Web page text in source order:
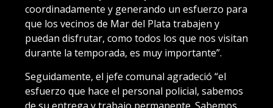
coordinadamente y generando un esfuerzo para
que los vecinos de Mar del Plata trabajen y
puedan disfrutar, como todos los que nos visitan
durante la temporada, es muy importante”.
Seguidamente, el jefe comunal agradeció “el
esfuerzo que hace el personal policial, sabemos